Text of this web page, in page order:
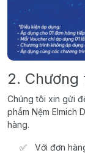
2. Chương
Chúng tôi xin gửi
phẩm Nệm Elmich
hàng.
Với đơn